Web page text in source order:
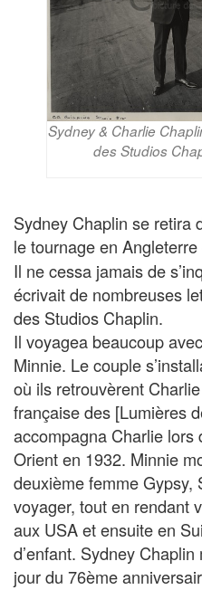
Sydney & Charlie
des Studios
Sydney Chaplin se retira
le tournage en
Il ne cessa jamais de
écrivait de nombreuses
des Studios Chaplin.
Il voyagea beaucoup
Minnie. Le couple
où ils retrouvèrent
française des [Lumières
accompagna Charlie lors
Orient en 1932. Minnie
deuxième femme Gypsy,
voyager, tout en rendant
aux USA et ensuite en
d’enfant. Sydney
jour du 76ème